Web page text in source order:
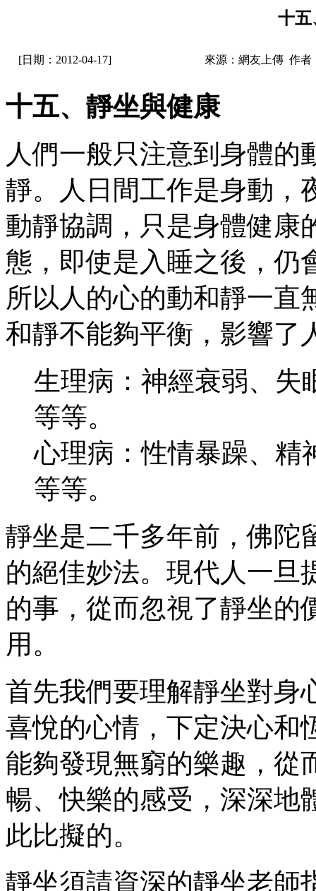
十五
[日期：2012-04-17] 來源：網友上傳 作者
十五、靜坐與健康
人們一般只注意到身體的
靜。人日間工作是身動，
動靜協調，只是身體健康
態，即使是入睡之後，仍
所以人的心的動和靜一直
和靜不能夠平衡，影響了
生理病：神經衰弱、失
等等。
心理病：性情暴躁、精
等等。
靜坐是二千多年前，佛陀
的絕佳妙法。現代人一旦
的事，從而忽視了靜坐的
用。
首先我們要理解靜坐對身
喜悅的心情，下定決心和
能夠發現無窮的樂趣，從
暢、快樂的感受，深深地
此比擬的。
靜坐須請資深的靜坐老師